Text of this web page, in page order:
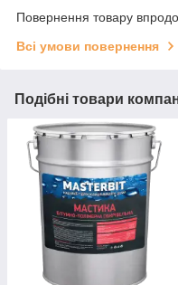
Повернення товару
Всі умови повернення
Подібні товари